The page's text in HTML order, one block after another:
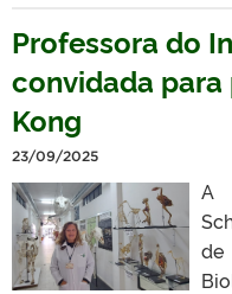
Professora do
convidada
Kong
23/09/2025
A